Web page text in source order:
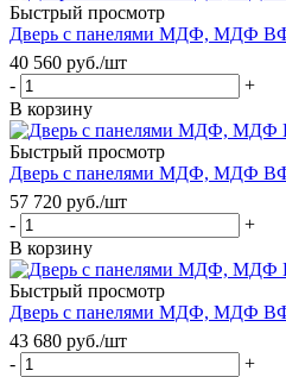
Быстрый просмотр
Дверь с панелями МДФ, МДФ
40 560 руб./шт
-
+
В корзину
Быстрый просмотр
Дверь с панелями МДФ, МДФ
57 720 руб./шт
-
+
В корзину
Быстрый просмотр
Дверь с панелями МДФ, МДФ
43 680 руб./шт
-
+